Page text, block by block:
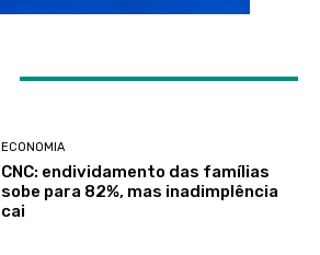
ECONOMIA
CNC: endividamento das famílias
sobe para 82%, mas inadimplência
cai